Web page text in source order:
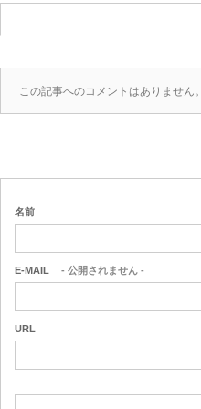
この記事へのコメントはありません。
名前
E-MAIL - 公開されません -
URL